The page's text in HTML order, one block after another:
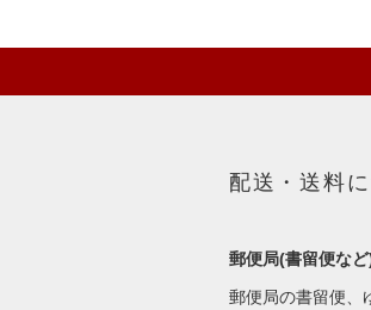
配送・送料
郵便局(書留便など
郵便局の書留便、